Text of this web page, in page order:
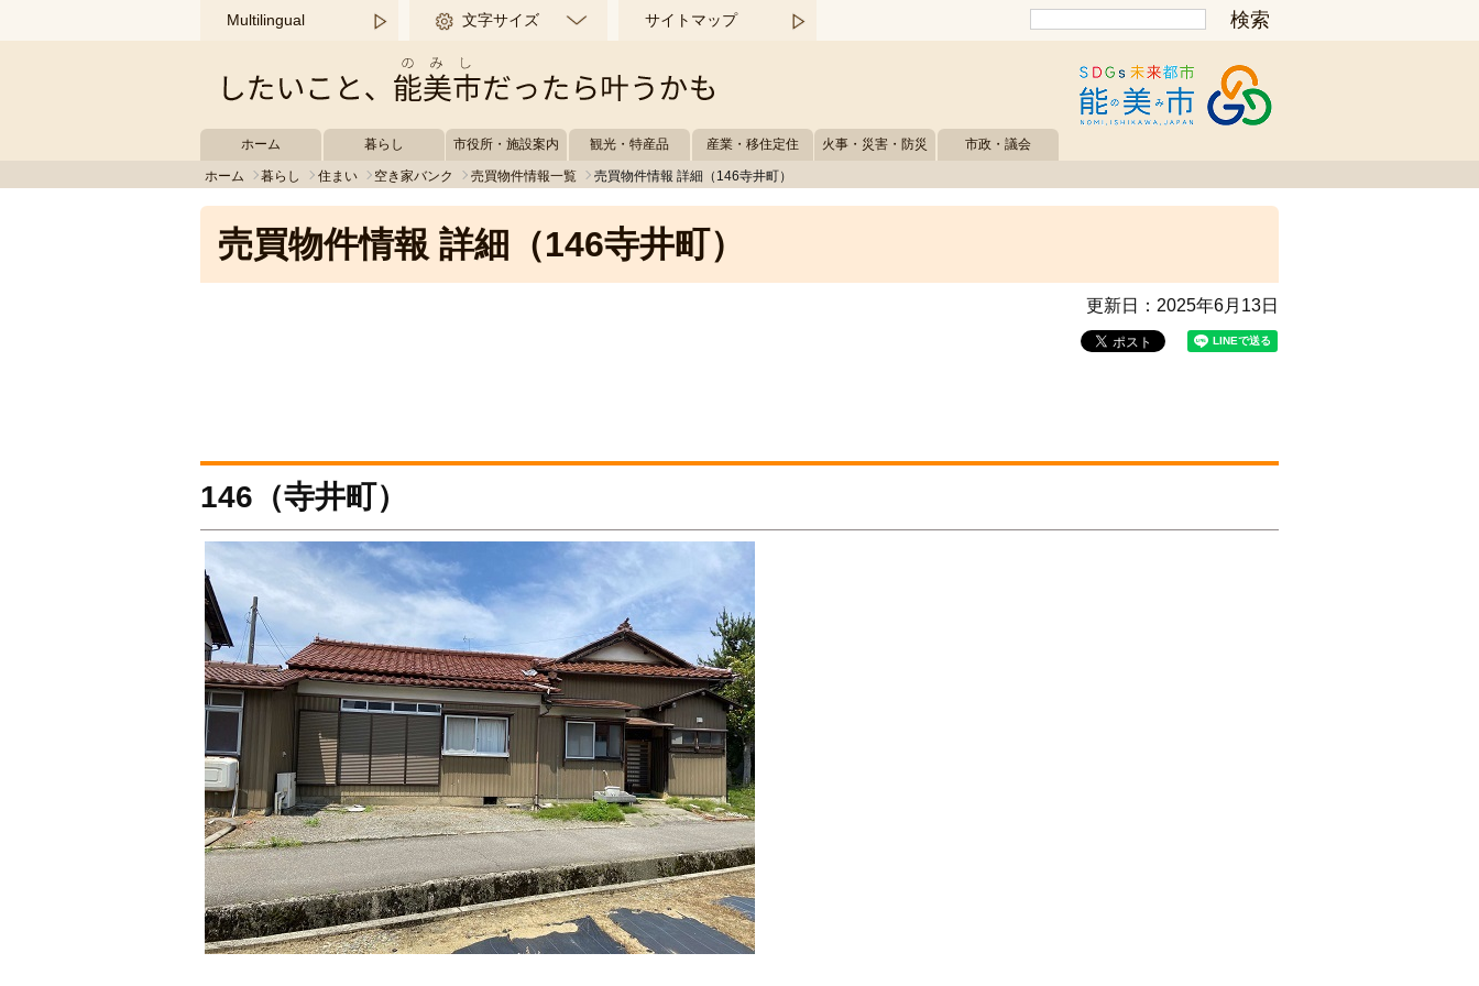
このページの本文へ移動するMultilingual 文字サイズ サイトマップ
ホーム 暮らし 市役所・施設案内 観光・特産品 産業・移住定住 火事・災害・防災 市政・議会
ホーム 暮らし 住まい 空き家バンク 売買物件情報一覧 売買物件情報 詳細（146寺井町）
売買物件情報 詳細（146寺井町）
更新日： 2025年6月13日
146（寺井町）